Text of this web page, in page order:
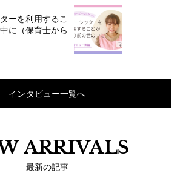
ーを利用するこ
に（保育士から
インタビュー一覧へ
ARRIVALS
最新の記事